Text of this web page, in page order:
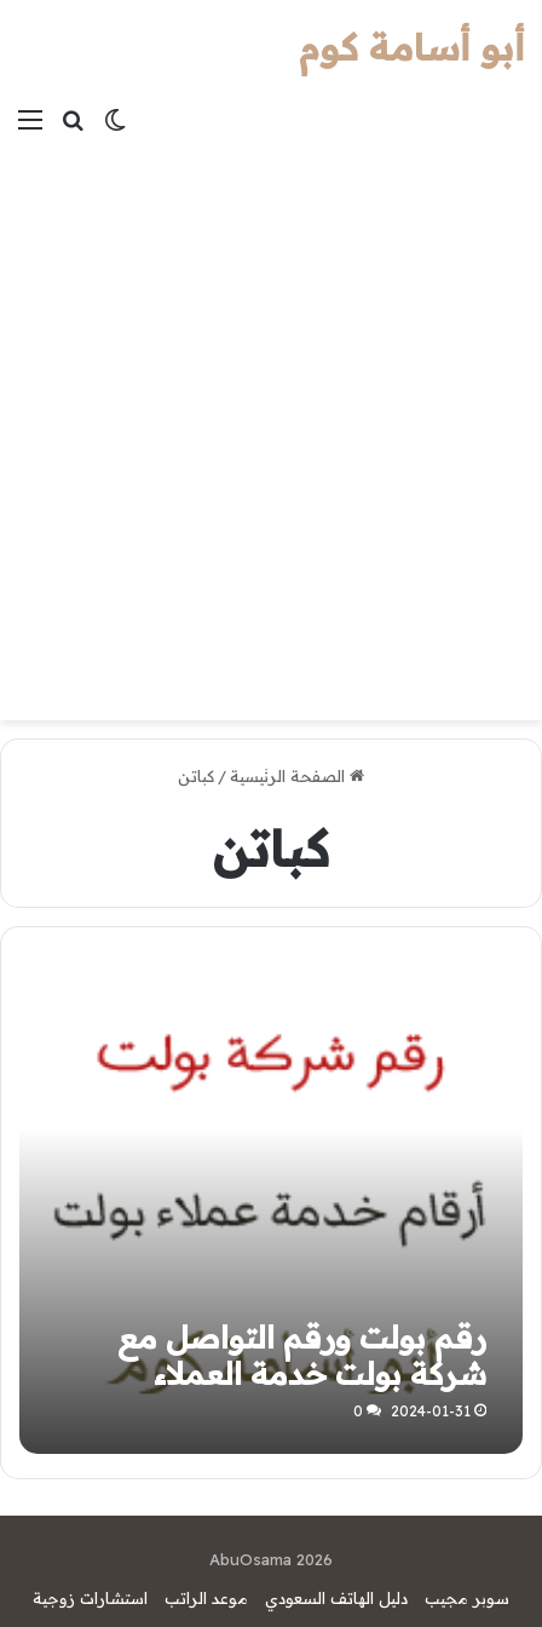
بحثالوضع
أبو أسامة كوم
الصفحة الرئيسية/ كباتن
كباتن
رقم بولت ورقم التواصل مع
شركة بولت خدمة العملاء
2024-01-31
0
AbuOsama 2026
سوبر مجيب
دليل الهاتف السعودي موعد الراتب استشارات زوجية